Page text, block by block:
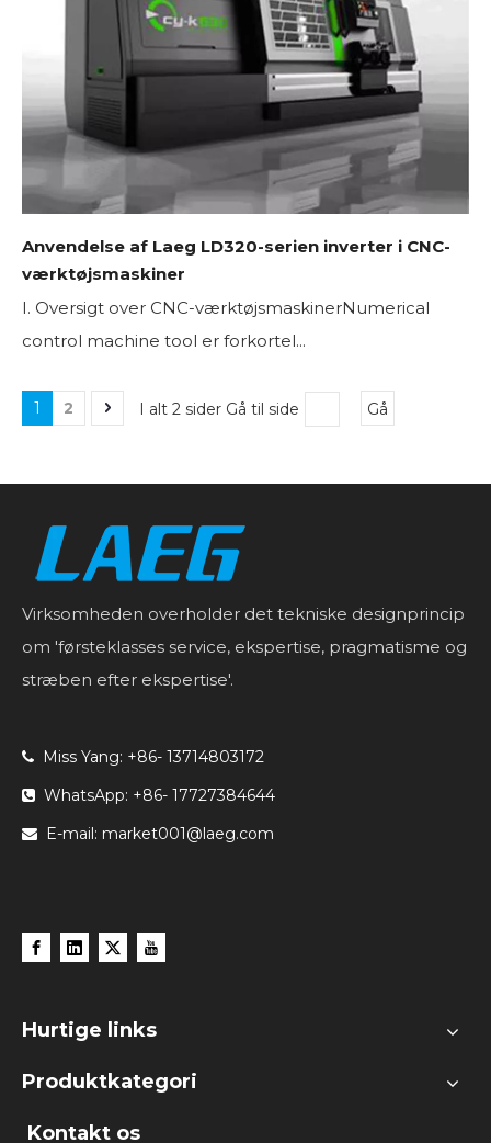
Anvendelse af Laeg LD320-serien inverter i CNC-
værktøjsmaskiner
I. Oversigt over CNC-værktøjsmaskinerNumerical
control machine tool er forkortel...
1 2 I alt 2 sider Gå til side Gå
Virksomheden overholder det tekniske designprincip
om 'førsteklasses service, ekspertise, pragmatisme og
stræben efter ekspertise'.
 Miss Yang: +86- 13714803172
 WhatsApp: +86- 17727384644
 E-mail: market001@laeg.com
Hurtige links
Produktkategori
Kontakt os